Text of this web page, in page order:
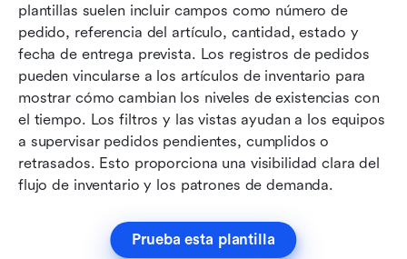
plantillas suelen incluir campos como número de
pedido, referencia del artículo, cantidad, estado y
fecha de entrega prevista. Los registros de pedidos
pueden vincularse a los artículos de inventario para
mostrar cómo cambian los niveles de existencias con
el tiempo. Los filtros y las vistas ayudan a los equipos
a supervisar pedidos pendientes, cumplidos o
retrasados. Esto proporciona una visibilidad clara del
flujo de inventario y los patrones de demanda.
Prueba esta plantilla